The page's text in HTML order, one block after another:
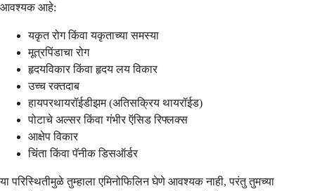
आवश्यक आहे:
यकृत रोग किंवा यकृताच्या समस्या
मूत्रपिंडाचा रोग
हृदयविकार किंवा हृदय लय विकार
उच्च रक्तदाब
हायपरथायरॉईडीझम (अतिसक्रिय थायरॉईड)
पोटाचे अल्सर किंवा गंभीर ऍसिड रिफ्लक्स
आक्षेप विकार
चिंता किंवा पॅनीक डिसऑर्डर
या परिस्थितीमुळे तुम्हाला एमिनोफिलिन घेणे आवश्यक नाही, परंतु तुमच्या